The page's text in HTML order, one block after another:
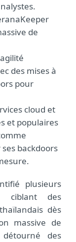
de
des mises à
pour
cloud et
et populaires
backdoors
plusieurs
ciblant des
dès
massive de
des